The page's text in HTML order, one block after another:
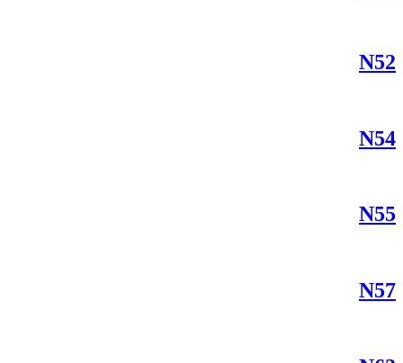
N52
N54
N55
N57